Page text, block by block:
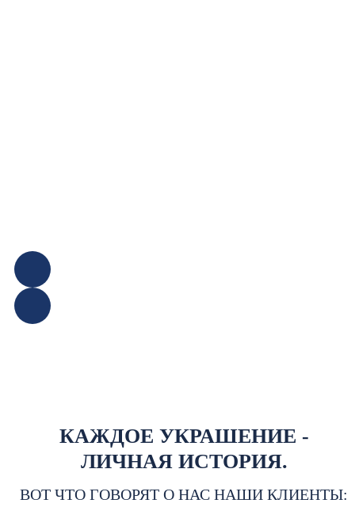
КАЖДОЕ УКРАШЕНИЕ -
ЛИЧНАЯ ИСТОРИЯ.
ВОТ ЧТО ГОВОРЯТ О НАС НАШИ КЛИЕНТЫ: